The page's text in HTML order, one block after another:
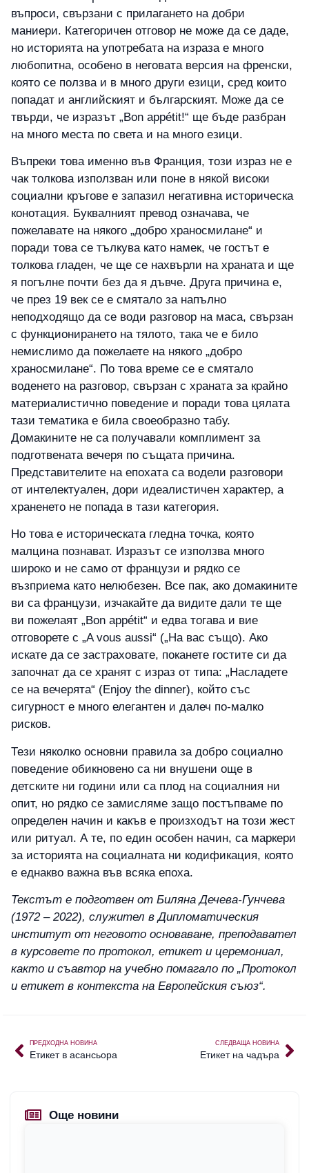
въпроси, свързани с прилагането на добри
маниери. Категоричен отговор не може да се даде,
но историята на употребата на израза е много
любопитна, особено в неговата версия на френски,
която се ползва и в много други езици, сред които
попадат и английският и българският. Може да се
твърди, че изразът „Bon appétit!“ ще бъде разбран
на много места по света и на много езици.
Въпреки това именно във Франция, този израз не е
чак толкова използван или поне в някой високи
социални кръгове е запазил негативна историческа
конотация. Буквалният превод означава, че
пожелавате на някого „добро храносмилане“ и
поради това се тълкува като намек, че гостът е
толкова гладен, че ще се нахвърли на храната и ще
я погълне почти без да я дъвче. Друга причина е,
че през 19 век се е смятало за напълно
неподходящо да се води разговор на маса, свързан
с функционирането на тялото, така че е било
немислимо да пожелаете на някого „добро
храносмилане“. По това време се е смятало
воденето на разговор, свързан с храната за крайно
материалистично поведение и поради това цялата
тази тематика е била своеобразно табу.
Домакините не са получавали комплимент за
подготвената вечеря по същата причина.
Представителите на епохата са водели разговори
от интелектуален, дори идеалистичен характер, а
храненето не попада в тази категория.
Но това е историческата гледна точка, която
малцина познават. Изразът се използва много
широко и не само от французи и рядко се
възприема като нелюбезен. Все пак, ако домакините
ви са французи, изчакайте да видите дали те ще
ви пожелаят „Bon appétit“ и едва тогава и вие
отговорете с „A vous aussi“ („На вас също). Ако
искате да се застраховате, поканете гостите си да
започнат да се хранят с израз от типа: „Насладете
се на вечерята“ (Enjoy the dinner), който със
сигурност е много елегантен и далеч по-малко
рисков.
Тези няколко основни правила за добро социално
поведение обикновено са ни внушени още в
детските ни години или са плод на социалния ни
опит, но рядко се замисляме защо постъпваме по
определен начин и какъв е произходът на този жест
или ритуал. А те, по един особен начин, са маркери
за историята на социалната ни кодификация, която
е еднакво важна във всяка епоха.
Текстът е подготвен от Биляна Дечева-Гунчева
(1972 – 2022), служител в Дипломатическия
институт от неговото основаване, преподавател
в курсовете по протокол, етикет и церемониал,
както и съавтор на учебно помагало по „Протокол
и етикет в контекста на Европейския съюз“.
ПРЕДХОДНА НОВИНА
Етикет в асансьора
СЛЕДВАЩА НОВИНА
Етикет на чадъра
Още новини